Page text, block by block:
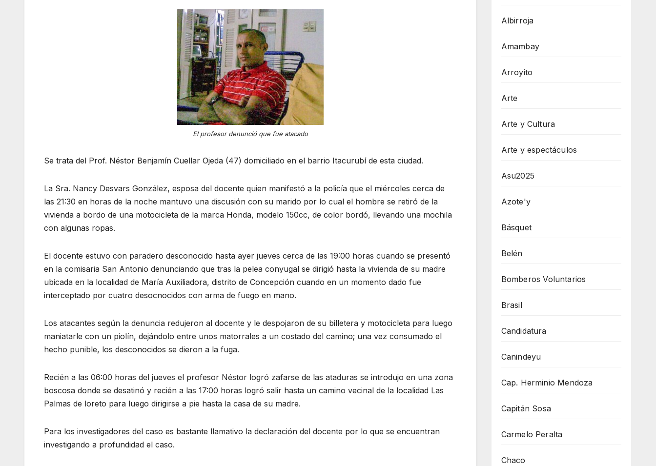
El profesor denunció que fue atacado
Se trata del Prof. Néstor Benjamín Cuellar Ojeda (47) domiciliado en el barrio Itacurubí de esta ciudad.
La Sra. Nancy Desvars González, esposa del docente quien manifestó a la policía que el miércoles cerca de
las 21:30 en horas de la noche mantuvo una discusión con su marido por lo cual el hombre se retiró de la
vivienda a bordo de una motocicleta de la marca Honda, modelo 150cc, de color bordó, llevando una mochila
con algunas ropas.
El docente estuvo con paradero desconocido hasta ayer jueves cerca de las 19:00 horas cuando se presentó
en la comisaria San Antonio denunciando que tras la pelea conyugal se dirigió hasta la vivienda de su madre
ubicada en la localidad de María Auxiliadora, distrito de Concepción cuando en un momento dado fue
interceptado por cuatro desocnocidos con arma de fuego en mano.
Los atacantes según la denuncia redujeron al docente y le despojaron de su billetera y motocicleta para luego
maniatarle con un piolín, dejándolo entre unos matorrales a un costado del camino; una vez consumado el
hecho punible, los desconocidos se dieron a la fuga.
Recién a las 06:00 horas del jueves el profesor Néstor logró zafarse de las ataduras se introdujo en una zona
boscosa donde se desatinó y recién a las 17:00 horas logró salir hasta un camino vecinal de la localidad Las
Palmas de loreto para luego dirigirse a pie hasta la casa de su madre.
Para los investigadores del caso es bastante llamativo la declaración del docente por lo que se encuentran
investigando a profundidad el caso.
Albirroja
Amambay
Arroyito
Arte
Arte y Cultura
Arte y espectáculos
Asu2025
Azote'y
Básquet
Belén
Bomberos Voluntarios
Brasil
Candidatura
Canindeyu
Cap. Herminio Mendoza
Capitán Sosa
Carmelo Peralta
Chaco